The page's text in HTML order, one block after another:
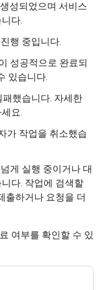
성되었으며 서비스
다.
행 중입니다.
성공적으로 완료되
있습니다.
패했습니다. 자세한
요.
가 작업을 취소했습
게 실행 중이거나 대
다. 작업에 검색할
출하거나 요청을 더
여부를 확인할 수 있